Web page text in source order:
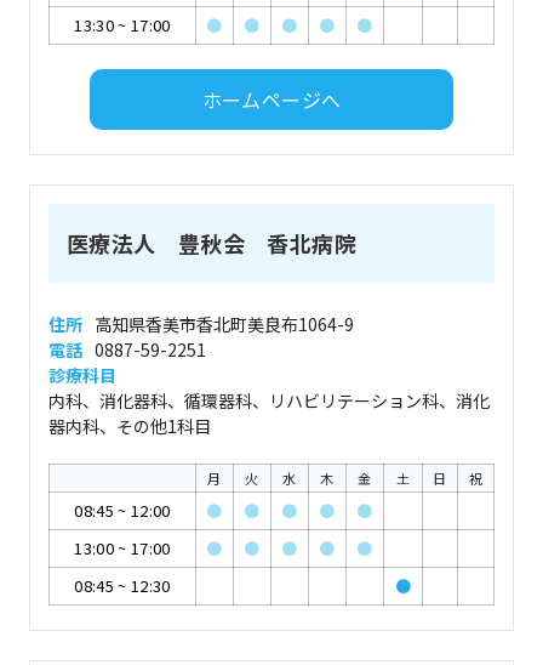
13:30~ 17:00 ● ● ● ● ●
ホームページへ
医療法人 豊秋会 香北病院
住所 高知県香美市香北町美良布1064-9
電話 0887-59-2251
診療科目
内科、消化器科、循環器科、リハビリテーション科、消化
器内科、その他1科目
月 火 水 木 金 土 日 祝
08:45 ~ 12:00 ● ● ● ●
●
13:00~ 17:00 ● ● ● ●
●
08:45 ~ 12:30 ●